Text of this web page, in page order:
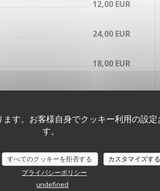
す。お客様自身でクッキー利用の設定
す。
すべてのクッキーを拒否する
カスタマイズする
プライバシーポリシー
undefined
12,00 EUR
24,00 EUR
18,00 EUR
18,00 EUR
20,00 EUR